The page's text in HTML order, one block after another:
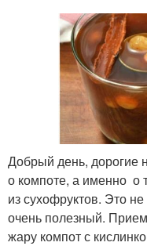
Добрый день, дорогие
о компоте, а именно о
из сухофруктов. Это
очень полезный.
жару компот с